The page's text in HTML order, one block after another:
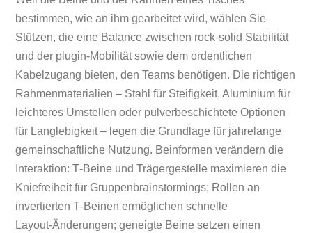
bestimmen, wie an ihm gearbeitet wird, wählen Sie
Stützen, die eine Balance zwischen rock-solid Stabilität
und der plugin-Mobilität sowie dem ordentlichen
Kabelzugang bieten, den Teams benötigen. Die richtigen
Rahmenmaterialien – Stahl für Steifigkeit, Aluminium für
leichteres Umstellen oder pulverbeschichtete Optionen
für Langlebigkeit – legen die Grundlage für jahrelange
gemeinschaftliche Nutzung. Beinformen verändern die
Interaktion: T‑Beine und Trägergestelle maximieren die
Kniefreiheit für Gruppenbrainstormings; Rollen an
invertierten T‑Beinen ermöglichen schnelle
Layout‑Änderungen; geneigte Beine setzen einen